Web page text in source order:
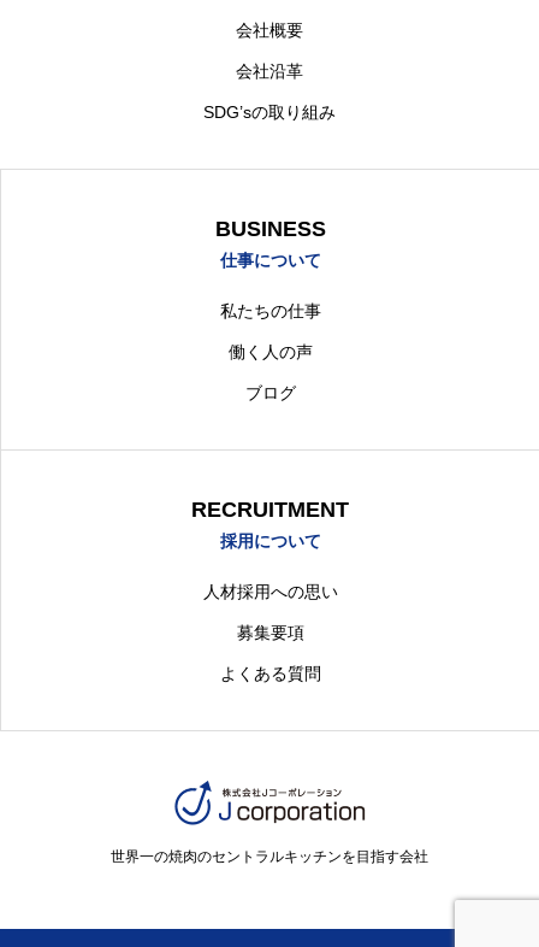
会社概要
会社沿革
SDG’sの取り組み
BUSINESS
仕事について
私たちの仕事
働く人の声
ブログ
RECRUITMENT
採用について
人材採用への思い
募集要項
よくある質問
世界一の焼肉のセントラルキッチンを目指す会社